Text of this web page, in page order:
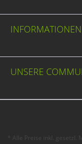
INFORMATIONEN
UNSERE
* Alle Preise inkl.